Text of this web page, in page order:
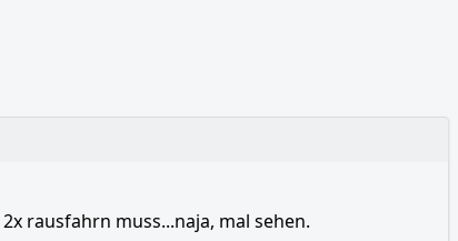
rausfahrn muss...naja, mal sehen.